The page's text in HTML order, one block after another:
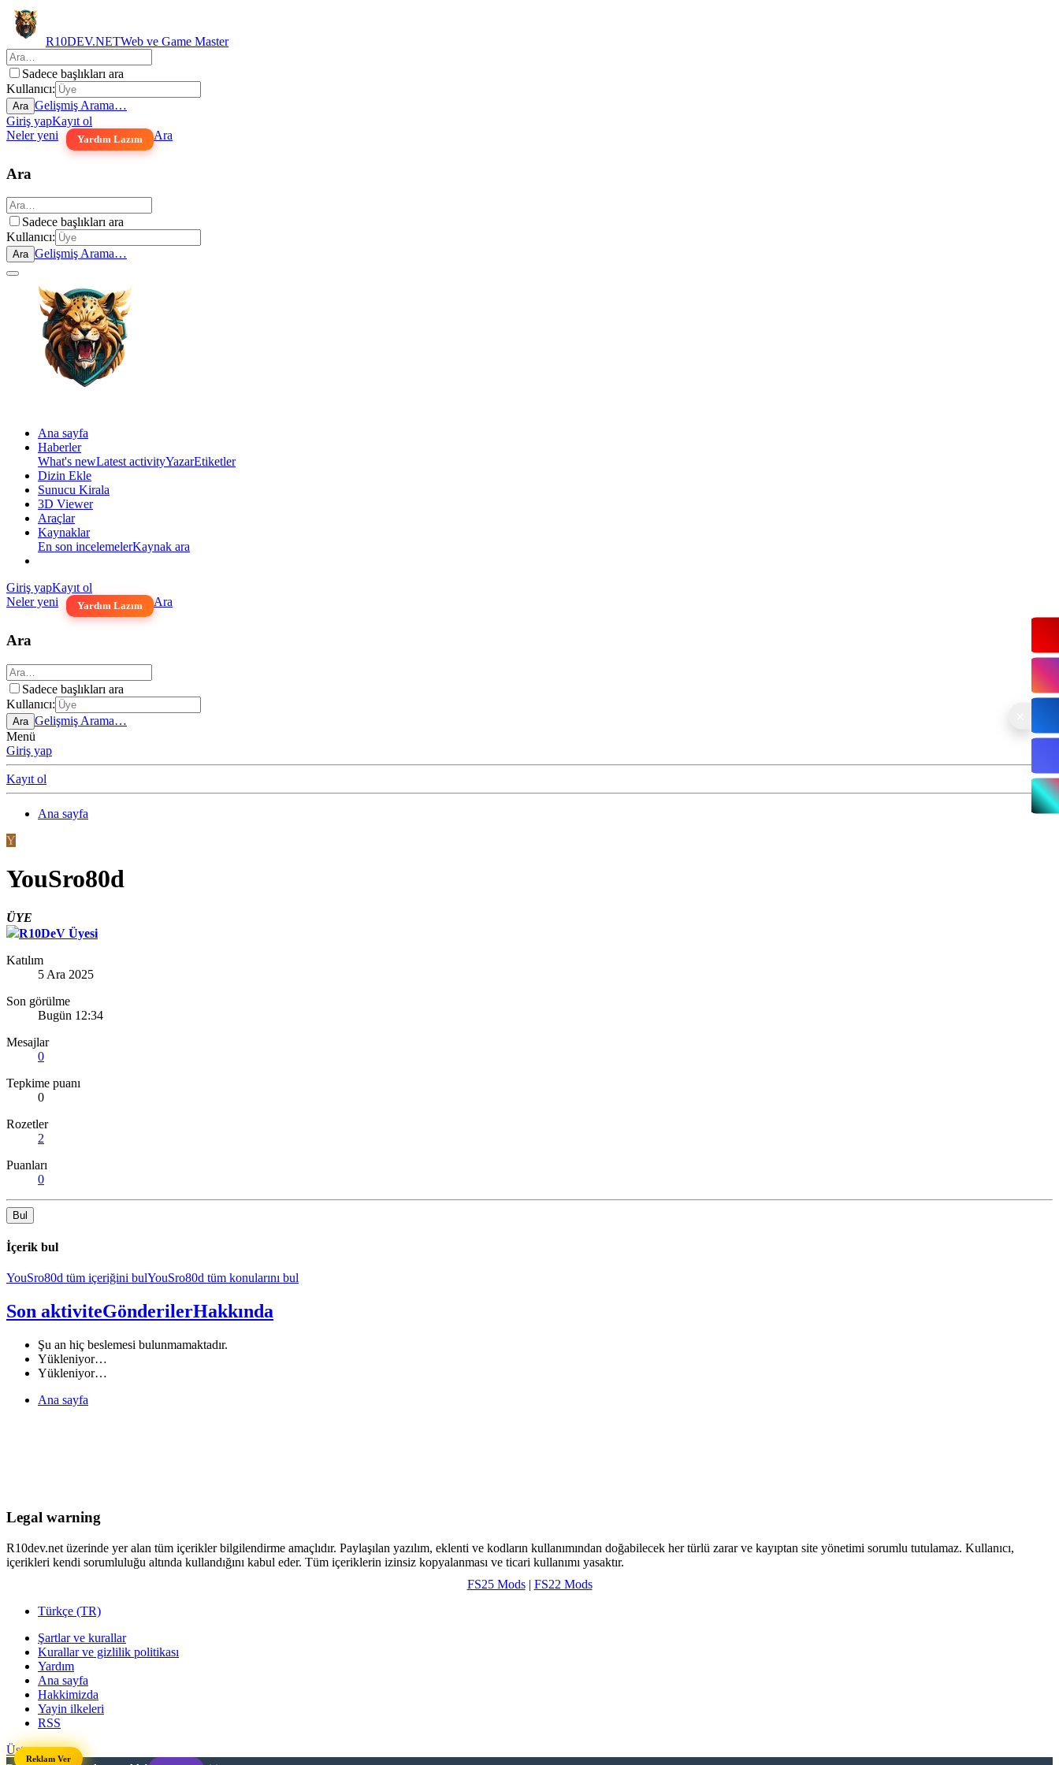
R10DEV.NETWeb ve Game Master
Sadece başlıkları ara
Kullanıcı:
Ara Gelişmiş Arama…
Giriş yapKayıt ol
Neler yeni
Yardım Lazım Ara
Ara
Sadece başlıkları ara
Kullanıcı:
Ara Gelişmiş Arama…
Ana sayfa
Haberler
What's newLatest activityYazarEtiketler
Dizin Ekle
Sunucu Kirala
3D Viewer
Araçlar
Kaynaklar
En son incelemelerKaynak ara
Giriş yapKayıt ol
Neler yeni
Yardım Lazım Ara
Ara
Sadece başlıkları ara
Kullanıcı:
Ara Gelişmiş Arama…
Menü
Giriş yap
Kayıt ol
Ana sayfa
Y
YouSro80d
ÜYE
R10DeV Üyesi
Katılım
5 Ara 2025
Son görülme
Bugün 12:34
Mesajlar
0
Tepkime puanı
0
Rozetler
2
Puanları
0
Bul
İçerik bul
YouSro80d tüm içeriğini bulYouSro80d tüm konularını bul
Son aktiviteGönderilerHakkında
Şu an hiç beslemesi bulunmamaktadır.
Yükleniyor…
Yükleniyor…
Ana sayfa
Legal warning
R10dev.net üzerinde yer alan tüm içerikler bilgilendirme amaçlıdır. Paylaşılan yazılım, eklenti ve kodların kullanımından doğabilecek her türlü zarar ve kayıptan site yönetimi sorumlu tutulamaz. Kullanıcı,
içerikleri kendi sorumluluğu altında kullandığını kabul eder. Tüm içeriklerin izinsiz kopyalanması ve ticari kullanımı yasaktır.
FS25 Mods| FS22 Mods
Türkçe (TR)
Şartlar ve kurallar
Kurallar ve gizlilik politikası
Yardım
Ana sayfa
Hakkimizda
Yayin ilkeleri
RSS
Üst
Reklam Ver